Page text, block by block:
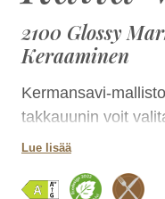
2100 Glossy
Keraaminen
Kermansavi-
takkauunin voit
laattapinnan
ansiosta helposti
Lue lisää